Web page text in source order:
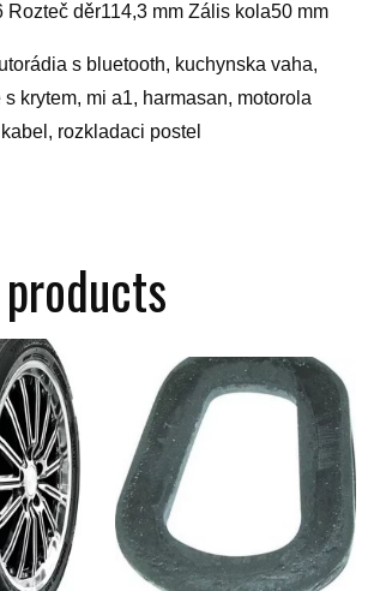
Rozteč děr114,3 mm Zális kola50 mm
s bluetooth, kuchynska vaha,
krytem, mi a1, harmasan, motorola
rozkladaci postel